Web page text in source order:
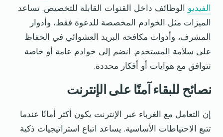
الفيديو الوظائف داخل القنوات القابلة للتخصيص. تساعد
الميزات مثل الخوادم المخصصة للدعوة فقط، وأدوار
المشرف، وأدوات مكافحة البريد العشوائي في الحفاظ
على سلامة المستخدم. انضم إلى خوادم عامة أو خاصة
تتوافق مع هوايات أو أفكار محددة.
نصائح للبقاء آمنًا على الإنترنت
إن التعامل مع الغرباء عبر الإنترنت يكون أكثر أمانًا عندما
تتبع الاحتياطات الأساسية. يساعد اتباع استراتيجيات ذكية